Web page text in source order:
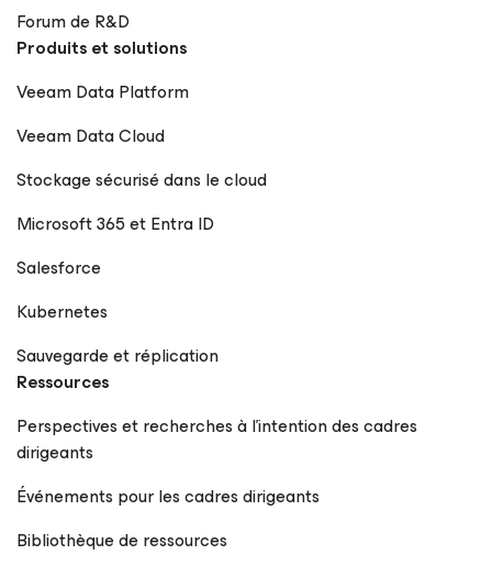
Forum de R&D
Produits et solutions
Veeam Data Platform
Veeam Data Cloud
Stockage sécurisé dans le cloud
Microsoft 365 et Entra ID
Salesforce
Kubernetes
Sauvegarde et réplication
Ressources
Perspectives et recherches à l’intention des cadres
dirigeants
Événements pour les cadres dirigeants
Bibliothèque de ressources